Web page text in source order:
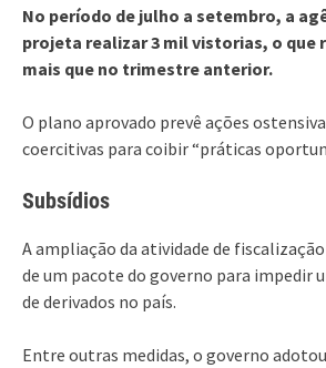
No período de julho a setembro, a
projeta realizar 3 mil vistorias, o que
mais que no trimestre anterior.
O plano aprovado prevê ações
coercitivas para coibir “práticas
Subsídios
A ampliação da atividade de
de um pacote do governo para impedir
de derivados no país.
Entre outras medidas, o governo